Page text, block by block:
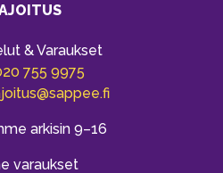
& Varaukset
755 9975
arkisin 9–16
varaukset